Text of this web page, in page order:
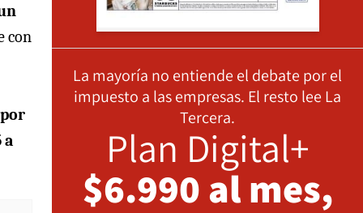
con
a
La mayoría no entiende el debate por el
impuesto a las empresas. El resto lee La
Tercera.
Plan Digital+
$6.990 al mes,